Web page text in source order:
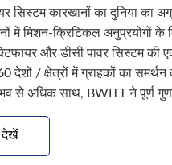
सिस्टम कारखानों का दुनिया का
में मिशन-क्रिटिकल अनुप्रयोगों के
और डीसी पावर सिस्टम की
देशों / क्षेत्रों में ग्राहकों का समर्थन
से अधिक साथ, BWITT ने पूर्ण
देखें